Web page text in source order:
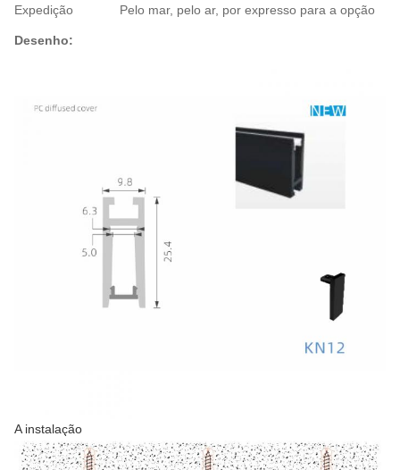
Expedição
Pelo mar, pelo ar, por expresso para a opção
Desenho:
A instalação